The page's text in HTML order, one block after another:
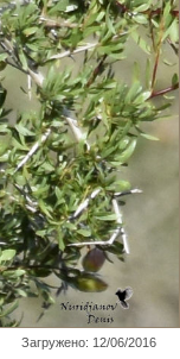
Загружено: 12/06/2016